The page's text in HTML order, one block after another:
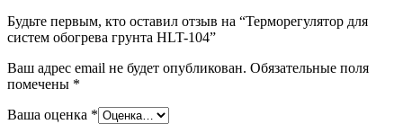
Будьте первым, кто оставил отзыв на “Терморегулятор для
систем обогрева грунта HLT-104”
Ваш адрес email не будет опубликован. Обязательные поля
помечены *
Ваша оценка *